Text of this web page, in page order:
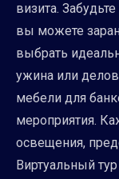
визита.
вы можете
выбрать
ужина или
мебели для
мероприятия.
освещения,
Виртуальный